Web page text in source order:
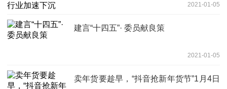
2021-01-05
建言“十四五”· 委员献良策
2021-01-05
卖年货要趁早，“抖音抢新年货节”1月4日